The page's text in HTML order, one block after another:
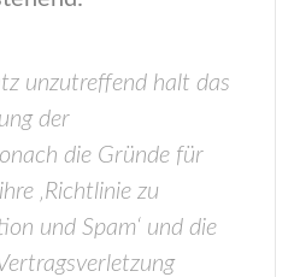
unzutreffend halt das
der
die Gründe für
‚Richtlinie zu
und Spam‘ und die